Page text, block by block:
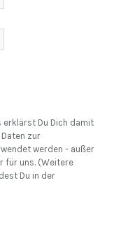
erklärst Du Dich damit
zur
werden - außer
für uns. (Weitere
Du in der